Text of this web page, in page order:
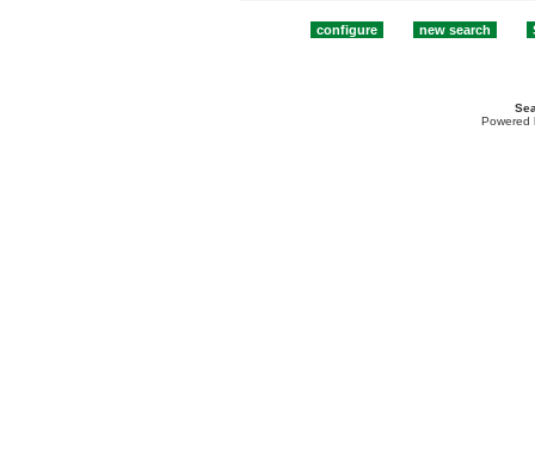
Powered